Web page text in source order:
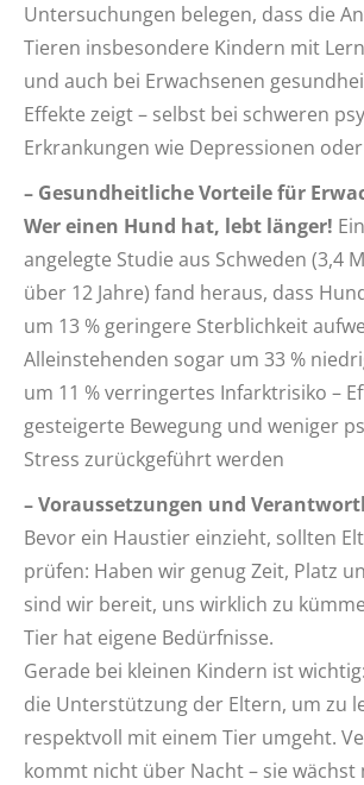
Untersuchungen belegen, dass die
Tieren insbesondere Kindern mit
und auch bei Erwachsenen
Effekte zeigt – selbst bei schweren
Erkrankungen wie Depressionen
– Gesundheitliche Vorteile für
Wer einen Hund hat, lebt länger!
angelegte Studie aus Schweden (3,4
über 12 Jahre) fand heraus, dass
um 13 % geringere Sterblichkeit
Alleinstehenden sogar um 33 %
um 11 % verringertes Infarktrisiko –
gesteigerte Bewegung und weniger
Stress zurückgeführt werden
– Voraussetzungen und
Bevor ein Haustier einzieht, sollten
prüfen: Haben wir genug Zeit, Platz
sind wir bereit, uns wirklich zu
Tier hat eigene Bedürfnisse.
Gerade bei kleinen Kindern ist
die Unterstützung der Eltern, um zu
respektvoll mit einem Tier umgeht.
kommt nicht über Nacht – sie wächst